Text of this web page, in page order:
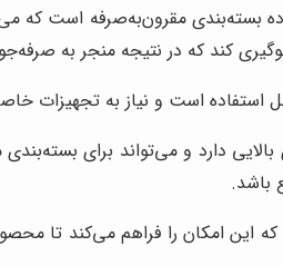
بسته‌بندی مقرون‌به‌صرفه است که
کند که در نتیجه منجر به
استفاده است و نیاز به تجهیزات
دارد و می‌تواند برای
باشد.
این امکان را فراهم می‌کند تا